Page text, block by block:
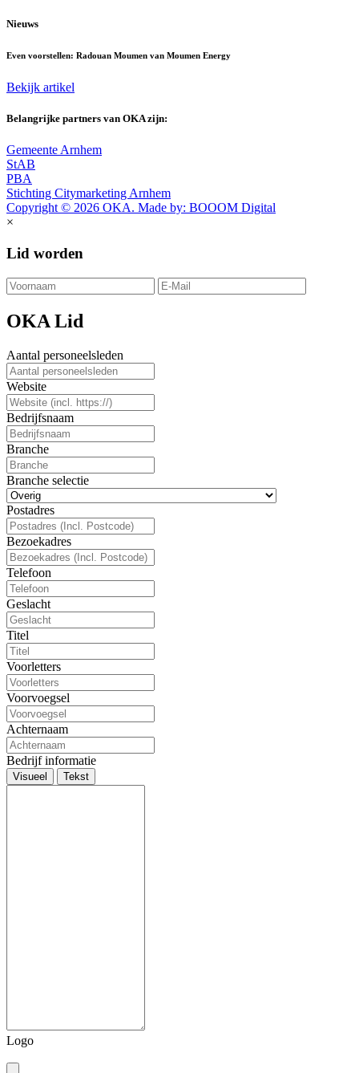
Nieuws
Even voorstellen: Radouan Moumen van Moumen Energy
Bekijk artikel
Belangrijke partners van OKA zijn:
Gemeente Arnhem
StAB
PBA
Stichting Citymarketing Arnhem
Copyright © 2026 OKA. Made by: BOOOM Digital
×
Lid worden
OKA Lid
Aantal personeelsleden
Website
Bedrijfsnaam
Branche
Branche selectie
Postadres
Bezoekadres
Telefoon
Geslacht
Titel
Voorletters
Voorvoegsel
Achternaam
Bedrijf informatie
Visueel Tekst
Logo